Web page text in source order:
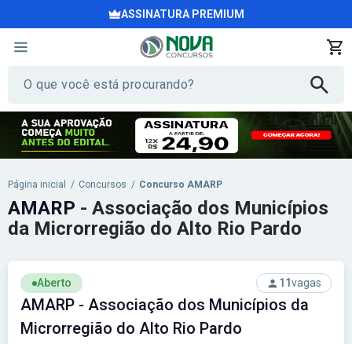
ASSINATURA PREMIUM
Página inicial / Concursos / Concurso AMARP
Aberto 11vagas
AMARP - Associação dos Municípios da
Microrregião do Alto Rio Pardo
AMARP - Associação dos Municípios
da Microrregião do Alto Rio Pardo